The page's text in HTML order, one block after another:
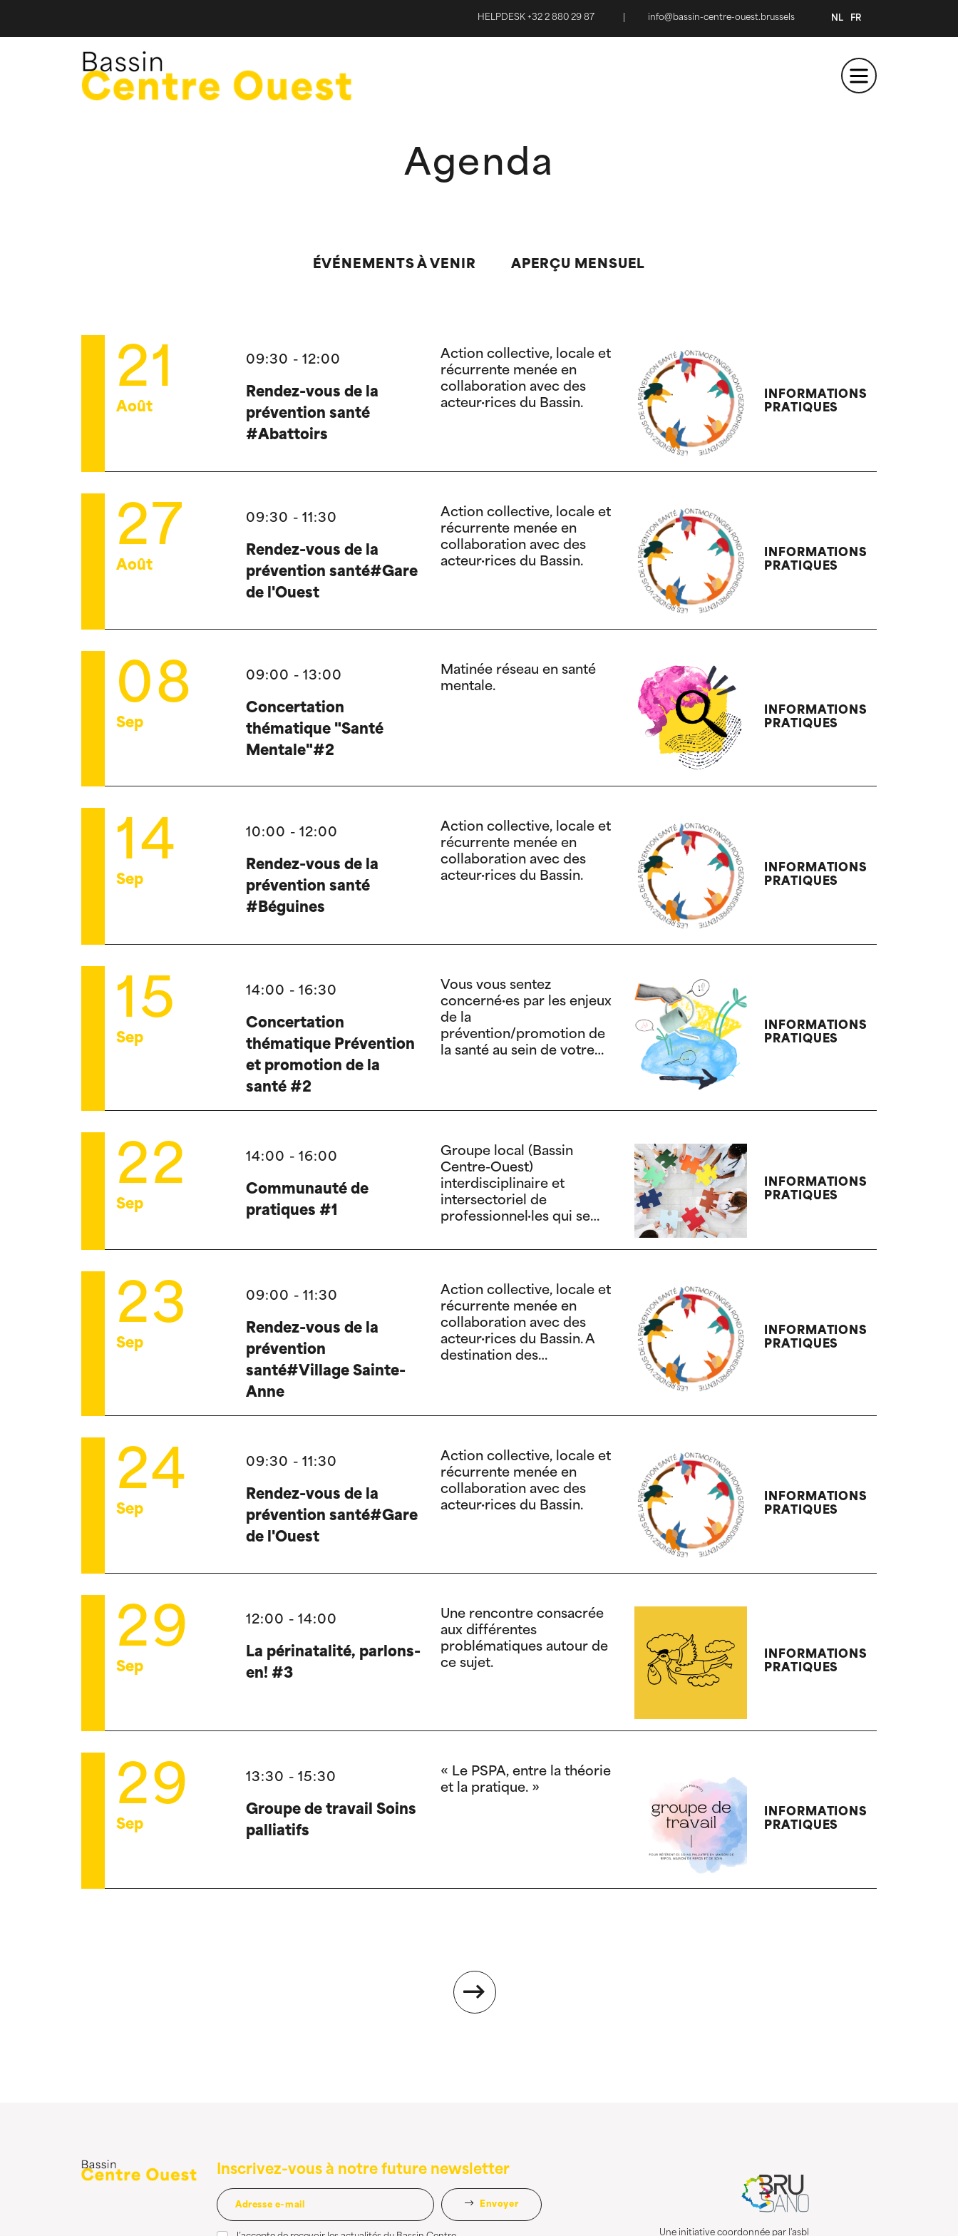
HELPDESK +32 2 880 29 87 info@bassin-centre-ouest.brussels NL FR
Agenda
ÉVÉNEMENTS À VENIR APERÇU MENSUEL
21
Août
09:30 - 12:00
Rendez-vous de la
prévention santé
#Abattoirs
Action collective, locale et
récurrente menée en
collaboration avec des
acteur·rices du Bassin.
INFORMATIONS
PRATIQUES
27
Août
09:30 - 11:30
Rendez-vous de la
prévention santé#Gare
de l'Ouest
Action collective, locale et
récurrente menée en
collaboration avec des
acteur·rices du Bassin.
INFORMATIONS
PRATIQUES
08
Sep
09:00 - 13:00
Concertation
thématique "Santé
Mentale"#2
Matinée réseau en santé
mentale.
INFORMATIONS
PRATIQUES
14
Sep
10:00 - 12:00
Rendez-vous de la
prévention santé
#Béguines
Action collective, locale et
récurrente menée en
collaboration avec des
acteur·rices du Bassin.
INFORMATIONS
PRATIQUES
15
Sep
14:00 - 16:30
Concertation
thématique Prévention
et promotion de la
santé #2
Vous vous sentez
concerné·es par les enjeux
de la
prévention/promotion de
la santé au sein de votre
INFORMATIONS
PRATIQUES
22
Sep
14:00 - 16:00
Communauté de
pratiques #1
Groupe local (Bassin
Centre-Ouest)
interdisciplinaire et
intersectoriel de
professionnel·les qui se
pratique spécifique d’une
d’accompagnement dans
le champ social-santé.
INFORMATIONS
PRATIQUES
23
Sep
09:00 - 11:30
Rendez-vous de la
prévention
santé#Village Sainte-
Anne
Action collective, locale et
récurrente menée en
collaboration avec des
acteur·rices du Bassin. A
destination des
INFORMATIONS
PRATIQUES
24
Sep
09:30 - 11:30
Rendez-vous de la
prévention santé#Gare
de l'Ouest
Action collective, locale et
récurrente menée en
collaboration avec des
acteur·rices du Bassin.
INFORMATIONS
PRATIQUES
29
Sep
12:00 - 14:00
La périnatalité, parlons-
en! #3
Une rencontre consacrée
aux différentes
problématiques autour de
ce sujet.
INFORMATIONS
PRATIQUES
29
Sep
13:30 - 15:30
Groupe de travail Soins
palliatifs
« Le PSPA, entre la théorie
et la pratique. »
INFORMATIONS
PRATIQUES
Inscrivez-vous à notre future newsletter
Envoyer
Une initiative coordonnée par l'asbl